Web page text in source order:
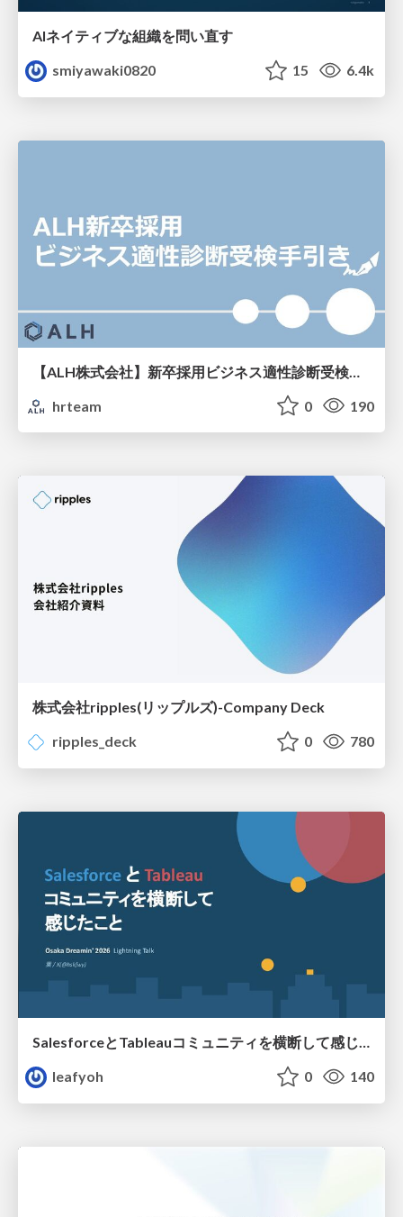
AIネイティブな組織を問い直す
smiyawaki0820
15 6.4k
hrteam
0 190
株式会社ripples(リップルズ)-Company Deck
ripples_deck
0 780
SalesforceとTableauコミュニティを横断して感じたこと（Osaka Dreamin）
leafyoh
0 140